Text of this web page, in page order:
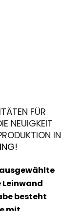
FÜR
NEUIGKEIT
IN
!
besteht